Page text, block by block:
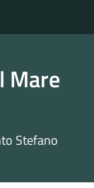
Mare
Stefano